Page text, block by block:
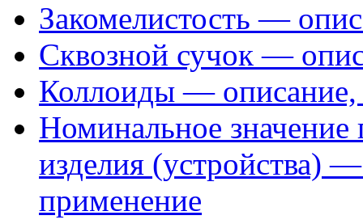
Закомелистость —
Сквозной сучок —
Коллоиды — описание,
Номинальное значение
изделия (устройства)
применение